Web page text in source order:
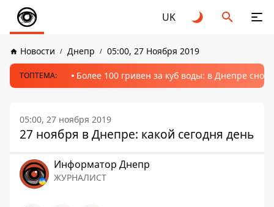
UK
Новости Днепр 05:00, 27 Ноября 2019
ТОПТЕМА: Более 100 гривен за куб воды: в Днепре
05:00, 27 ноября 2019
27 ноября в Днепре: какой сегодня день
Информатор Днепр
ЖУРНАЛИСТ